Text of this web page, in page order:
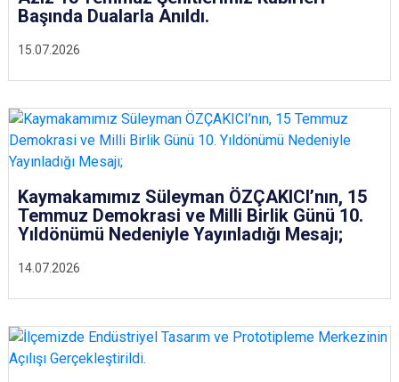
15.07.2026
Başında Dualarla Anıldı.
14.07.2026
Kaymakamımız Süleyman ÖZÇAKICI’nın, 15
Temmuz Demokrasi ve Milli Birlik Günü 10.
Yıldönümü Nedeniyle Yayınladığı Mesajı;